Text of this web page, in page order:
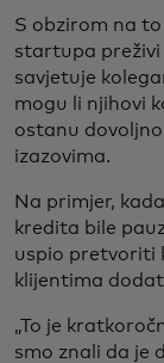
S obzirom na
startupa preživi
savjetuje
mogu li njihovi
ostanu
izazovima.
Na primjer,
kredita bile
uspio pretvoriti
klijentima
„To je
smo znali da je